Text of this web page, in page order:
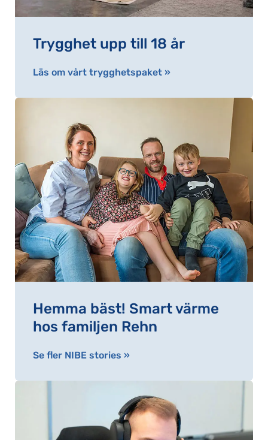
Trygghet upp till 18 år
Läs om vårt trygghetspaket »
Hemma bäst! Smart värme
hos familjen Rehn
Se fler NIBE stories »